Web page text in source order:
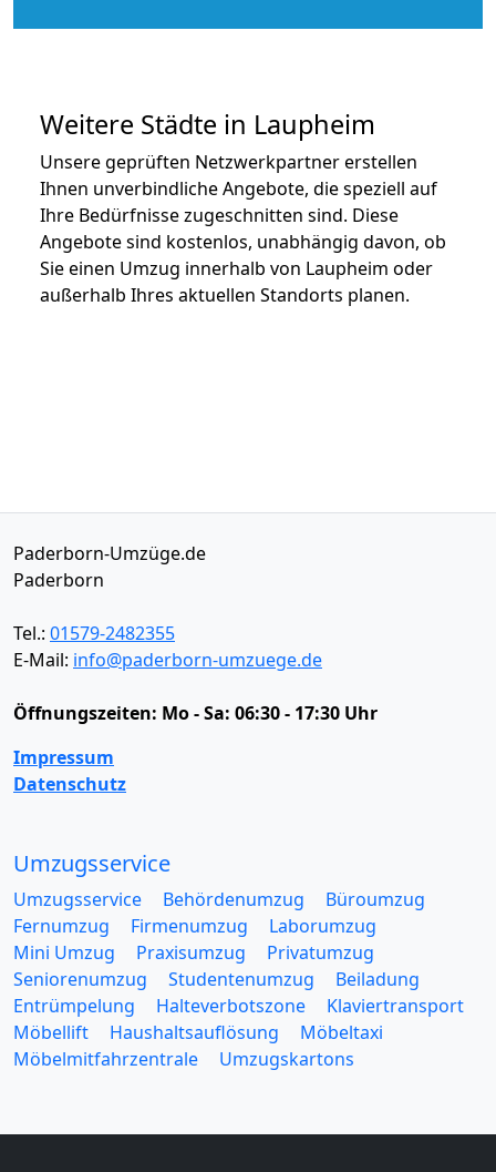
Weitere Städte in Laupheim
Unsere geprüften Netzwerkpartner erstellen
Ihnen unverbindliche Angebote, die speziell auf
Ihre Bedürfnisse zugeschnitten sind. Diese
Angebote sind kostenlos, unabhängig davon, ob
Sie einen Umzug innerhalb von Laupheim oder
außerhalb Ihres aktuellen Standorts planen.
Paderborn-Umzüge.de
Paderborn
Tel.: 01579-2482355
E-Mail: info@paderborn-umzuege.de
Öffnungszeiten: Mo - Sa: 06:30 - 17:30 Uhr
Impressum
Datenschutz
Umzugsservice
Umzugsservice Behördenumzug
Büroumzug
Fernumzug
Firmenumzug
Laborumzug
Mini Umzug
Praxisumzug
Privatumzug
Seniorenumzug
Studentenumzug
Beiladung
Entrümpelung
Halteverbotszone
Klaviertransport
Möbellift
Haushaltsauflösung
Möbeltaxi
Möbelmitfahrzentrale
Umzugskartons